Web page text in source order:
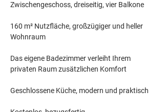
Zwischengeschoss, dreiseitig, vier Balkone
160 m² Nutzfläche, großzügiger und heller
Wohnraum
Das eigene Badezimmer verleiht Ihrem
privaten Raum zusätzlichen Komfort
Geschlossene Küche, modern und praktisch